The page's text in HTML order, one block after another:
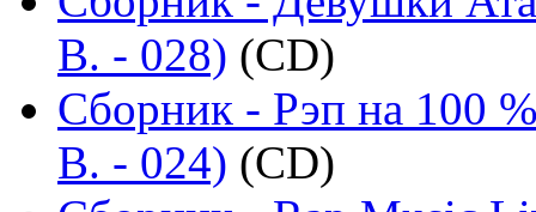
B. - 028) (CD)
Сборник - Рэп на 100
B. - 024) (CD)